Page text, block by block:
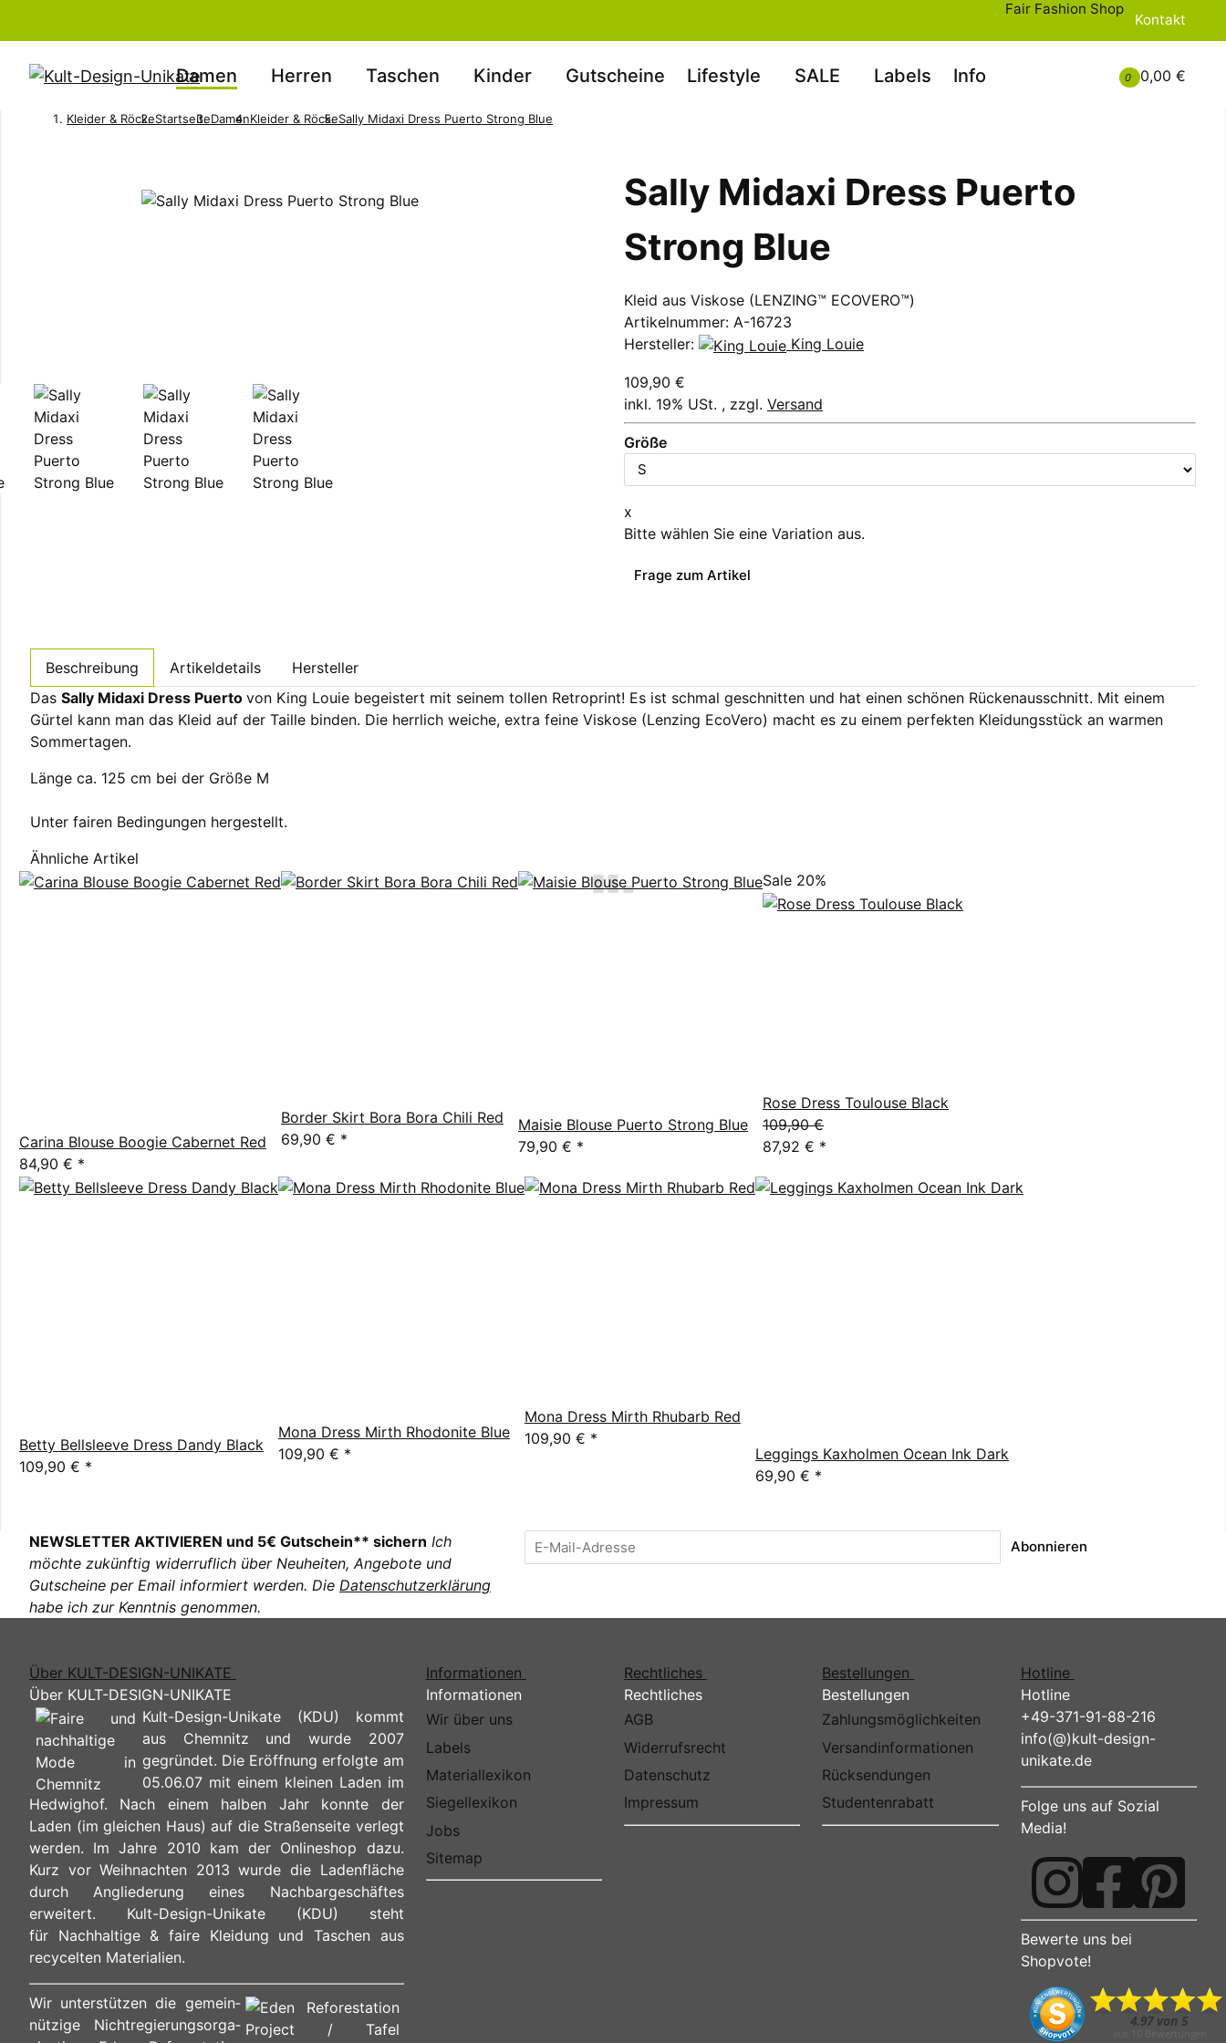
Kontakt
Fair Fashion Shop
0 0,00 €
Damen Herren Taschen Kinder Gutscheine Lifestyle SALE Labels Info
Kleider & RöckeStartseiteDamenKleider & RöckeSally Midaxi Dress Puerto Strong Blue
Sally Midaxi Dress Puerto
Strong Blue
Kleid aus Viskose (LENZING™ ECOVERO™)
Artikelnummer: A-16723
Hersteller:
King Louie
109,90 €
inkl. 19% USt. , zzgl. Versand
Größe
x
Bitte wählen Sie eine Variation aus.
Frage zum Artikel
Beschreibung Artikeldetails
Hersteller
Das Sally Midaxi Dress Puerto von King Louie begeistert mit seinem tollen Retroprint! Es ist schmal geschnitten und hat einen schönen Rückenausschnitt. Mit einem
Gürtel kann man das Kleid auf der Taille binden. Die herrlich weiche, extra feine Viskose (Lenzing EcoVero) macht es zu einem perfekten Kleidungsstück an warmen
Sommertagen.
Länge ca. 125 cm bei der Größe M
Unter fairen Bedingungen hergestellt.
Ähnliche Artikel
Carina Blouse Boogie Cabernet Red
84,90 € *
Border Skirt Bora Bora Chili Red
69,90 € *
Maisie Blouse Puerto Strong Blue
79,90 € *
Sale 20%
Rose Dress Toulouse Black
109,90 €
87,92 € *
Betty Bellsleeve Dress Dandy Black
109,90 € *
Mona Dress Mirth Rhodonite Blue
109,90 € *
Mona Dress Mirth Rhubarb Red
109,90 € *
Leggings Kaxholmen Ocean Ink Dark
69,90 € *
NEWSLETTER AKTIVIEREN und 5€ Gutschein** sichern Ich
möchte zukünftig widerruflich über Neuheiten, Angebote und
Gutscheine per Email informiert werden. Die Datenschutzerklärung
habe ich zur Kenntnis genommen.
Abonnieren
Über KULT-DESIGN-UNIKATE
Über KULT-DESIGN-UNIKATE
Kult-Design-Unikate (KDU) kommt
aus Chemnitz und wurde 2007
gegründet. Die Eröffnung erfolgte am
05.06.07 mit einem kleinen Laden im
Hedwighof. Nach einem halben Jahr konnte der
Laden (im gleichen Haus) auf die Straßenseite verlegt
werden. Im Jahre 2010 kam der Onlineshop dazu.
Kurz vor Weihnachten 2013 wurde die Ladenfläche
durch Angliederung eines Nachbargeschäftes
erweitert. Kult-Design-Unikate (KDU) steht
für Nachhaltige & faire Kleidung und Taschen aus
recycelten Materialien.
Wir unterstützen die ge­mein­
nüt­zi­ge Nicht­re­gie­rungs­or­ga­
Informationen
Informationen
Wir über uns
Labels
Materiallexikon
Siegellexikon
Jobs
Sitemap
Rechtliches
Rechtliches
AGB
Widerrufsrecht
Datenschutz
Impressum
Bestellungen
Bestellungen
Zahlungsmöglichkeiten
Versandinformationen
Rücksendungen
Studentenrabatt
Hotline
Hotline
+49-371-91-88-216
info(@)kult-design-
unikate.de
Folge uns auf Sozial
Media!
Bewerte uns bei
Shopvote!